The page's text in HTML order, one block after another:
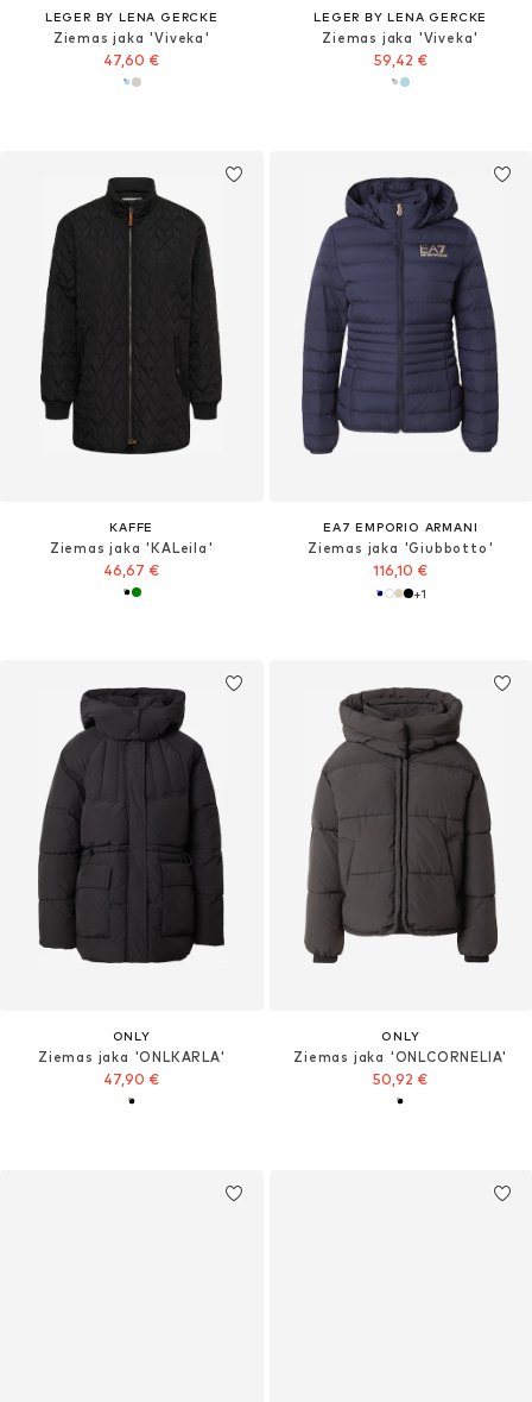
LEGER BY LENA GERCKE
Ziemas jaka 'Viveka'
47,60 €
LEGER BY LENA GERCKE
Ziemas jaka 'Viveka'
59,42 €
KAFFE
Ziemas jaka 'KALeila'
46,67 €
EA7 EMPORIO ARMANI
Ziemas jaka 'Giubbotto'
116,10 €
+1
ONLY
Ziemas jaka 'ONLKARLA'
47,90 €
ONLY
Ziemas jaka 'ONLCORNELIA'
50,92 €